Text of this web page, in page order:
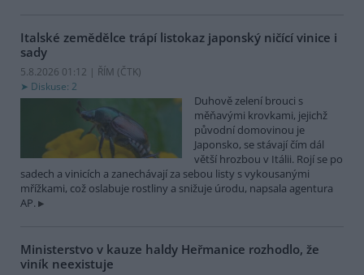
Italské zemědělce trápí listokaz japonský ničící vinice i
sady
5.8.2026 01:12 | ŘÍM (ČTK)
Diskuse: 2
Duhově zelení brouci s
měňavými krovkami, jejichž
původní domovinou je
Japonsko, se stávají čím dál
větší hrozbou v Itálii. Rojí se po
sadech a vinicích a zanechávají za sebou listy s vykousanými
mřížkami, což oslabuje rostliny a snižuje úrodu, napsala agentura
AP.
Ministerstvo v kauze haldy Heřmanice rozhodlo, že
viník neexistuje